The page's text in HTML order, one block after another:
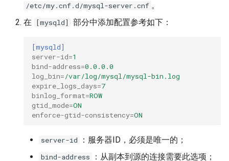
/etc/my.cnf.d/mysql-server.cnf 。
在
[mysqld] 部分中添加配置参考如下：
[mysqld]
server-id=1
bind-address=0.0.0.0
log_bin=/var/log/mysql/mysql-bin.log
expire_logs_days=7
binlog_format=ROW
gtid_mode=ON
enforce-gtid-consistency=ON
server-id ：服务器ID，必须是唯一的；
bind-address ：从副本到源的连接需要此选项；